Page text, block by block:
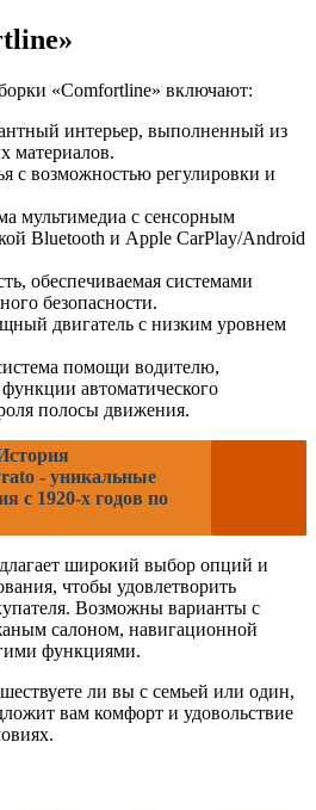
«Comfortline» включают:
интерьер, выполненный из
материалов.
с возможностью регулировки и
мультимедиа с сенсорным
Bluetooth и Apple CarPlay/Android
обеспечиваемая системами
безопасности.
двигатель с низким уровнем
помощи водителю,
автоматического
полосы движения.
- уникальные
с 1920-х годов по
широкий выбор опций и
чтобы удовлетворить
Возможны варианты с
салоном, навигационной
функциями.
ли вы с семьей или один,
вам комфорт и удовольствие